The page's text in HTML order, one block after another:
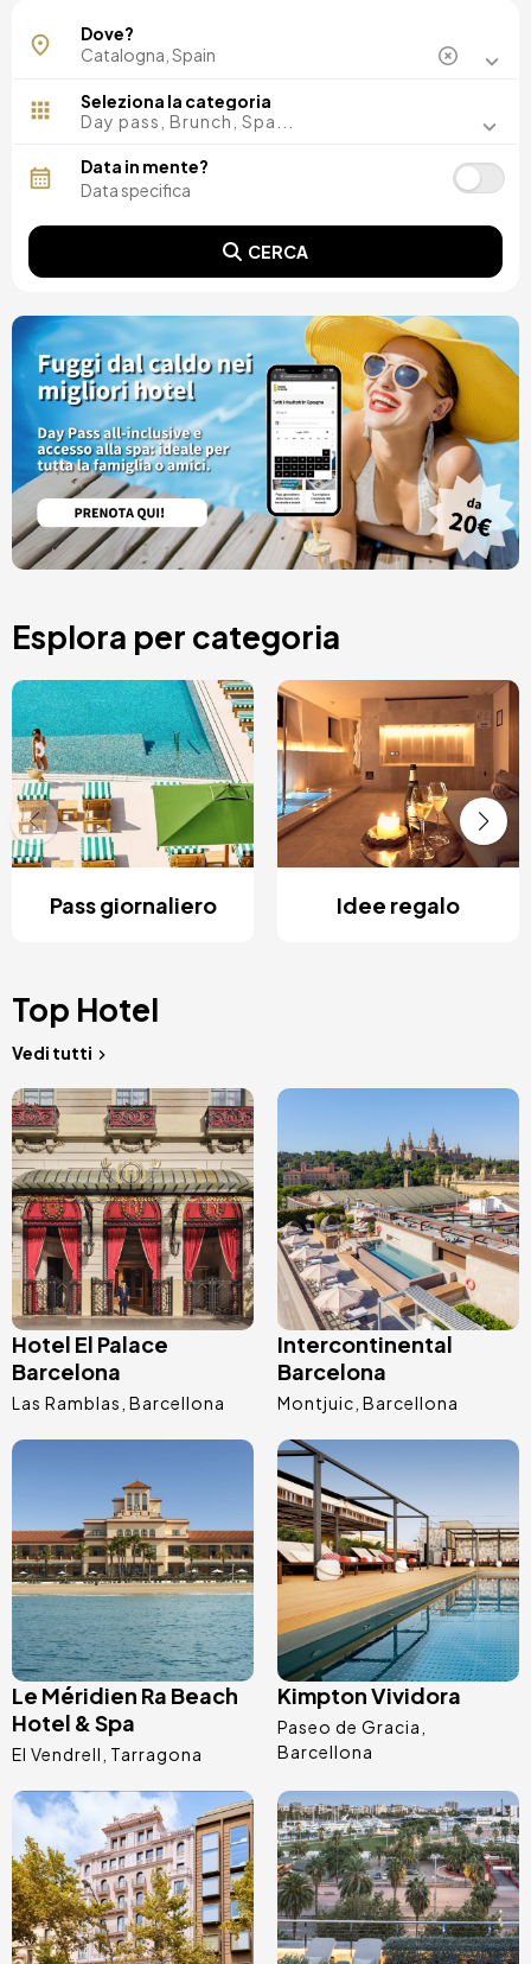
Barcellona
Girona
Tarragona
Dove?
Seleziona la categoria
Day pass, Brunch, Spa...
Data in mente?
CERCA
Esplora per categoria
Pass giornaliero Idee regalo
Top Hotel
Vedi tutti
Immagine
Hotel El Palace
Barcelona
Las Ramblas Barcellona
Intercontinental
Barcelona
Montjuic Barcellona
Immagine
Le Méridien Ra Beach
Hotel & Spa
El Vendrell Tarragona
Immagine
Kimpton Vividora
Paseo de Gracia
Barcellona
Immagine Immagine